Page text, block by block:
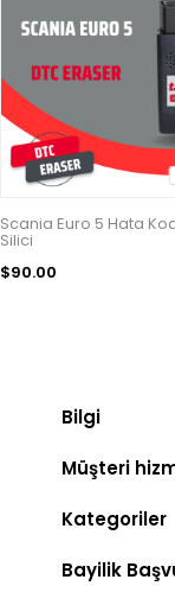
Scania Euro 5 Hata
Silici
$90.00
Bilgi
Müşteri
Kategoriler
Bayilik